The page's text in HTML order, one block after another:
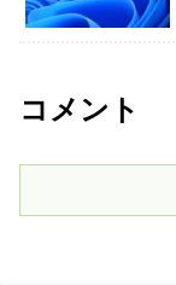
コメント